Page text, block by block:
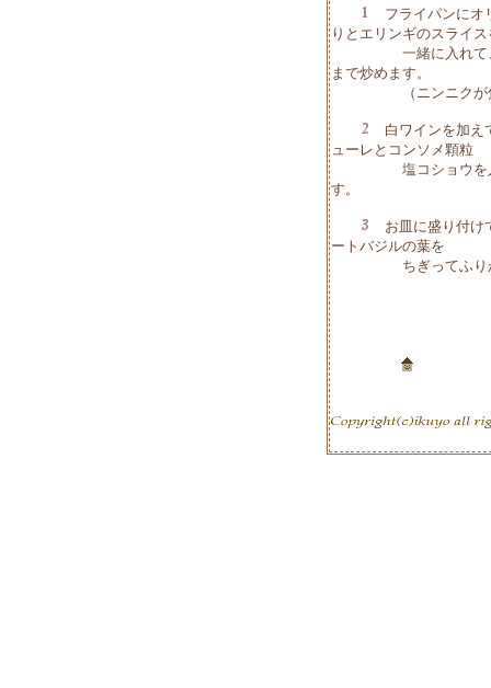
フライパンにオ
りとエリンギのスライス
一緒に入れて、エ
まで炒めます。
（ニンニクが焦げ
白ワインを加え
ューレとコンソメ顆粒
塩コショウを入れ
す。
お皿に盛り付け
ートバジルの葉を
ちぎってふりか